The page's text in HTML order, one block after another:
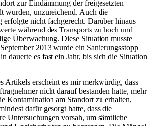
zur Eindämmung der freigesetzten
wurden, unzureichend. Auch die
erfolgte nicht fachgerecht. Darüber hinaus
während des Transports zu hoch und
Überwachung. Diese Situation musste
2013 wurde ein Sanierungsstopp
dauerte es fast ein Jahr, bis sich die Situation
Artikels erscheint es mir merkwürdig, dass
nicht darauf bestanden hatte, mehr
Kontamination am Standort zu erhalten,
dafür gesorgt hatte, dass die
Untersuchungen vorsah, um sämtliche